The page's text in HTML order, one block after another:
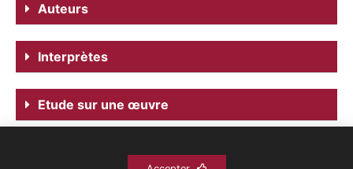
Auteurs
Interprètes
Etude sur une œuvre